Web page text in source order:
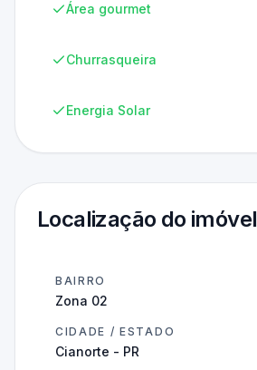
Área gourmet
Churrasqueira
Energia Solar
Localização do imóvel
BAIRRO
Zona 02
CIDADE / ESTADO
Cianorte - PR